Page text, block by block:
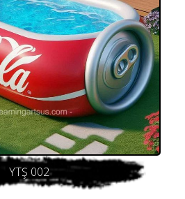
YTŞ 002